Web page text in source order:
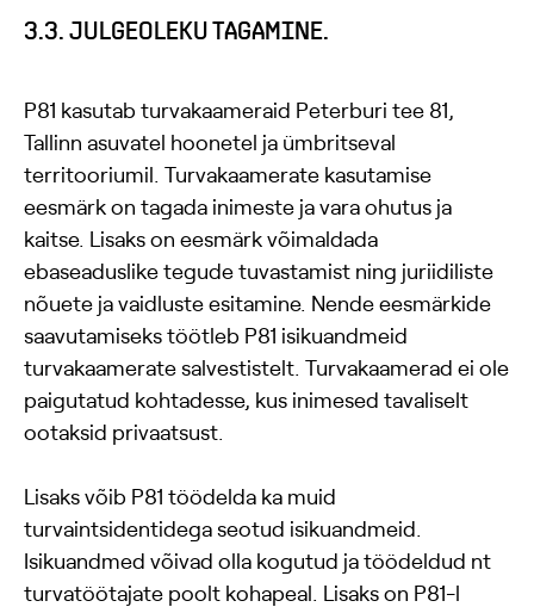
3.3. JULGEOLEKU TAGAMINE.
P81 kasutab turvakaameraid Peterburi tee 81,
Tallinn asuvatel hoonetel ja ümbritseval
territooriumil. Turvakaamerate kasutamise
eesmärk on tagada inimeste ja vara ohutus ja
kaitse. Lisaks on eesmärk võimaldada
ebaseaduslike tegude tuvastamist ning juriidiliste
nõuete ja vaidluste esitamine. Nende eesmärkide
saavutamiseks töötleb P81 isikuandmeid
turvakaamerate salvestistelt. Turvakaamerad ei ole
paigutatud kohtadesse, kus inimesed tavaliselt
ootaksid privaatsust.
Lisaks võib P81 töödelda ka muid
turvaintsidentidega seotud isikuandmeid.
Isikuandmed võivad olla kogutud ja töödeldud nt
turvatöötajate poolt kohapeal. Lisaks on P81-l